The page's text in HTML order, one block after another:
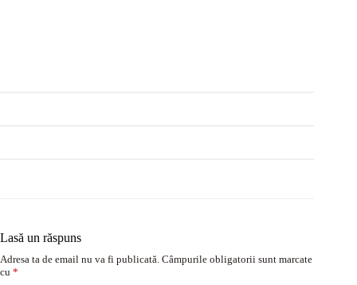
Lasă un răspuns
Adresa ta de email nu va fi publicată. Câmpurile obligatorii sunt marcate
cu *